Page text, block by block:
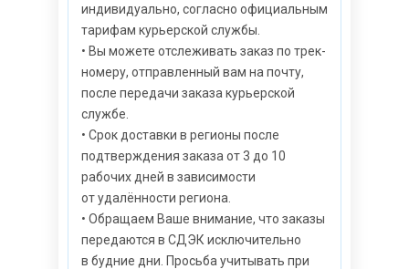
индивидуально, согласно официальным
тарифам курьерской службы.
• Вы можете отслеживать заказ по трек-
номеру, отправленный вам на почту,
после передачи заказа курьерской
службе.
• Срок доставки в регионы после
подтверждения заказа от 3 до 10
рабочих дней в зависимости
от удалённости региона.
• Обращаем Ваше внимание, что заказы
передаются в СДЭК исключительно
в будние дни. Просьба учитывать при